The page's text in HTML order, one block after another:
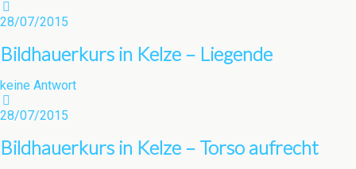
28/07/2015
Bildhauerkurs in Kelze – Liegende
keine Antwort
28/07/2015
Bildhauerkurs in Kelze – Torso aufrecht